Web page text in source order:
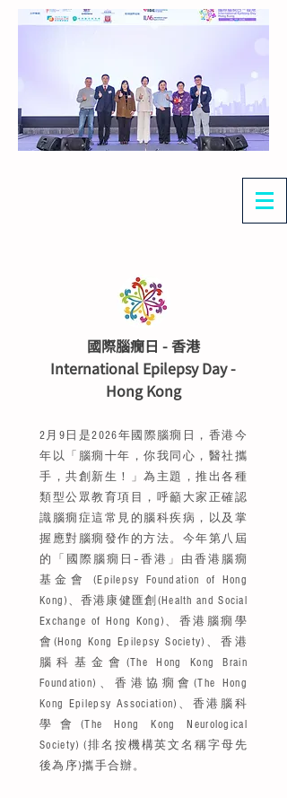
國際腦癇日 - 香港
International Epilepsy Day -
Hong Kong
2月9日是2026年國際腦癇日，香港今
年以「腦癇十年，你我同心，醫社攜
手，共創新生！」為主題，推出各種
類型公眾教育項目，呼籲大家正確認
識腦癇症這常見的腦科疾病，以及掌
握應對腦癇發作的方法。今年第八屆
的「國際腦癇日–香港」由香港腦癇
基金會 (Epilepsy Foundation of Hong
Kong)、香港康健匯創(Health and Social
Exchange of Hong Kong)、香港腦癇學
會(Hong Kong Epilepsy Society)、香港
腦科基金會(The Hong Kong Brain
Foundation)、香港協癇會(The Hong
Kong Epilepsy Association)、香港腦科
學會(The Hong Kong Neurological
Society) (排名按機構英文名稱字母先
後為序)攜手合辦。